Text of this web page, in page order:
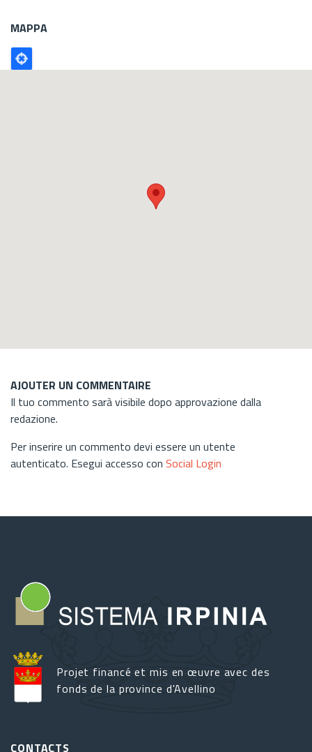
MAPPA
Poligono
GEO
AJOUTER UN COMMENTAIRE
Il tuo commento sarà visibile dopo approvazione dalla
redazione.
Per inserire un commento devi essere un utente
autenticato. Esegui accesso con Social Login
Projet financé et mis en œuvre avec des
fonds de la province d'Avellino
CONTACTS